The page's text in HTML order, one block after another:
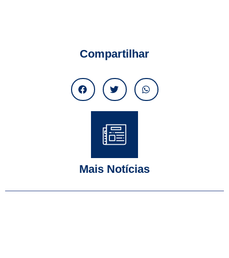
Compartilhar
Mais Notícias